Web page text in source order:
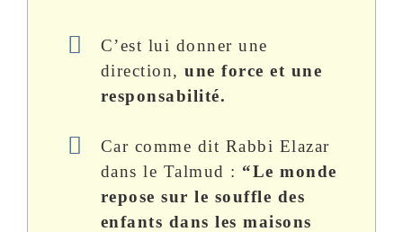
C’est lui donner une
direction, une force et une
responsabilité.
Car comme dit Rabbi Elazar
dans le Talmud : “Le monde
repose sur le souffle des
enfants dans les maisons